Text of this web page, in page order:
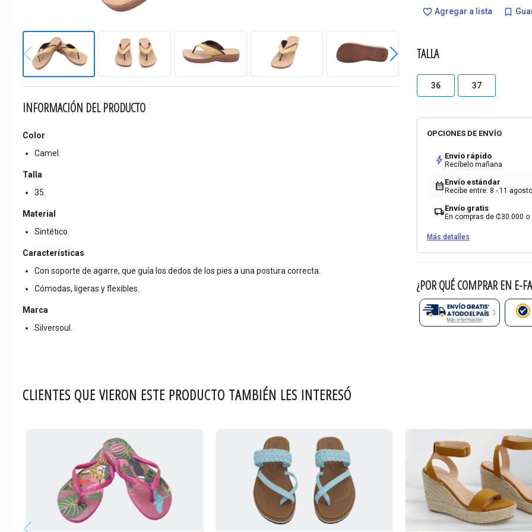
INFORMACIÓN DEL PRODUCTO
Color
Camel.
Talla
35.
Material
Sintético.
Características
Con soporte de agarre, que guía los dedos de los pies a una postura correcta.
Cómodas, ligeras y flexibles.
Marca
Silversoul.
favorite_border Agregar a lista bookmark_border
TALLA
36 37
OPCIONES DE ENVÍO
bolt Envío rápido
Recíbelo mañana
calendar_month Envío estándar
Recibe entre: 8 - 11 agosto
local_shippingEnvío gratis
En compras de ₡30.000 o
Más detalles
¿POR QUÉ COMPRAR EN E-
CLIENTES QUE VIERON ESTE PRODUCTO TAMBIÉN LES INTERESÓ